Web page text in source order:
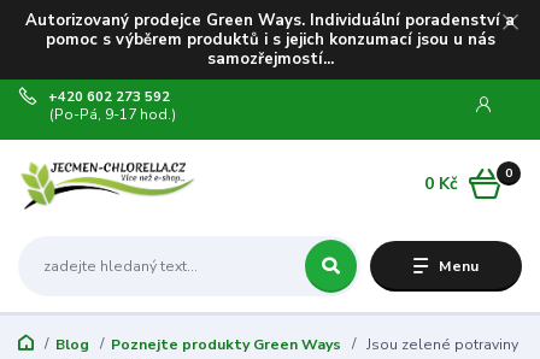
Autorizovaný prodejce Green Ways. Individuální poradenství a
pomoc s výběrem produktů i s jejich konzumací jsou u nás
samozřejmostí...
Menu
+420 602 273 592
(Po-Pá, 9-17 hod.)
0
0 Kč
Blog Poznejte produkty Green Ways
Jsou zelené potraviny